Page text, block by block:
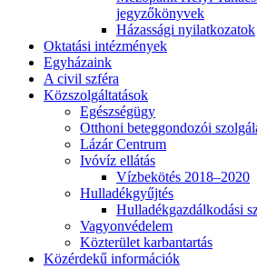
jegyzőkönyvek
Házassági nyilatkozatok
Oktatási intézmények
Egyházaink
A civil szféra
Közszolgáltatások
Egészségügy
Otthoni beteggondozói
Lázár Centrum
Ivóvíz ellátás
Vízbekötés 2018–2020
Hulladékgyűjtés
Hulladékgazdálkodási
Vagyonvédelem
Közterület karbantartás
Közérdekű információk